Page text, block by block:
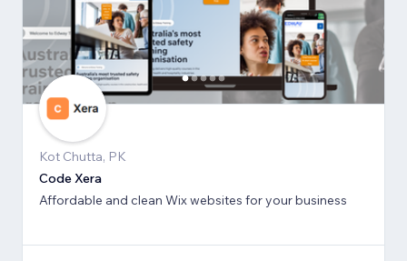
Kot Chutta, PK
Code Xera
Affordable and clean Wix websites for your business